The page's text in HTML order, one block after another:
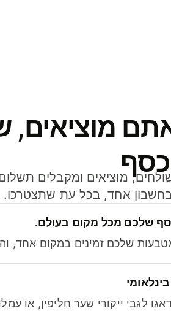
מוציאים,
אחד, בכל עת שתצטרכו.
שלכם מכל מקום בעולם.
שלכם זמינים במקום אחד,
לגבי ייקורי שער חליפין, או